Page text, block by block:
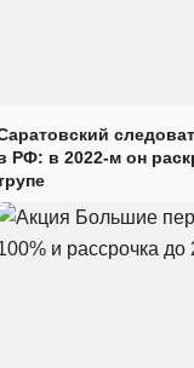
РФ: в 2022-м он